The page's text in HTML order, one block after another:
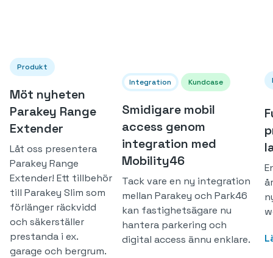
Produkt
Möt nyheten
Parakey Range
Extender
Låt oss presentera
Parakey Range
Extender! Ett tillbehör
till Parakey Slim som
förlänger räckvidd
och säkerställer
prestanda i ex.
garage och bergrum.
Integration Kundcase
Smidigare mobil
access genom
integration med
Mobility46
Tack vare en ny integration
mellan Parakey och Park46
kan fastighetsägare nu
hantera parkering och
digital access ännu enklare.